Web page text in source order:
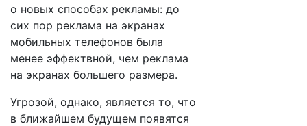
о новых способах рекламы: до
сих пор реклама на экранах
мобильных телефонов была
менее эффектвной, чем реклама
на экранах большего размера.
Угрозой, однако, является то, что
в ближайшем будущем появятся